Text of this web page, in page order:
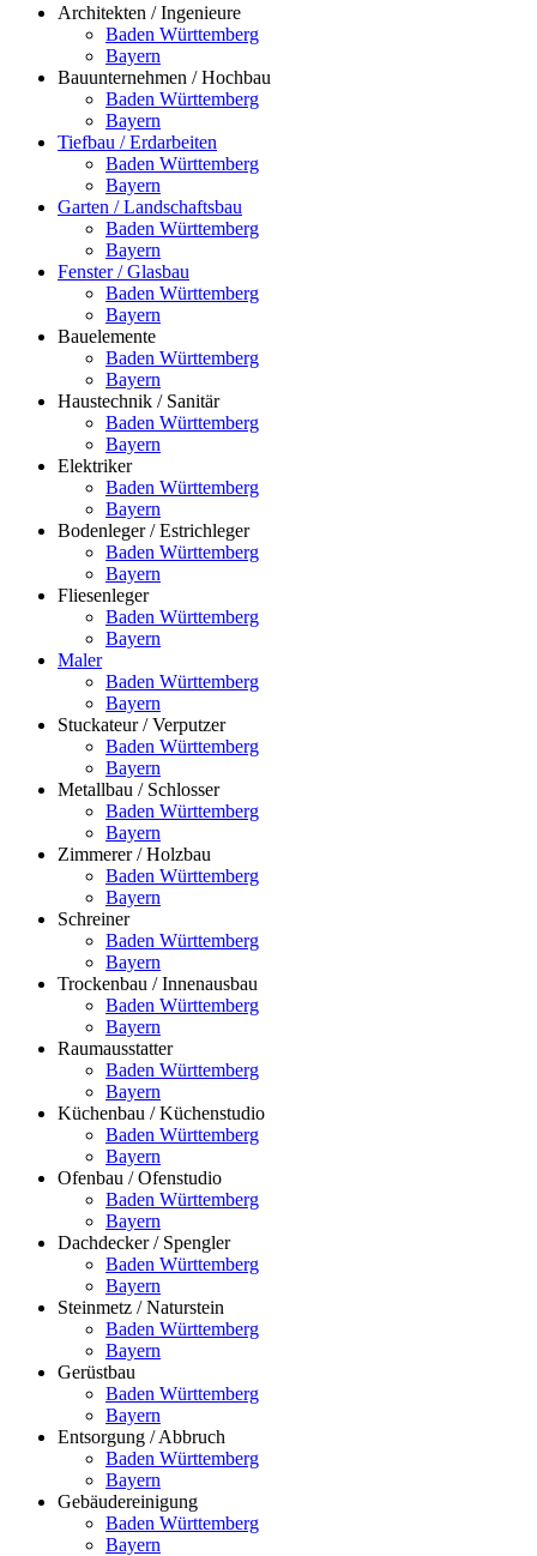
Architekten / Ingenieure
Baden Württemberg
Bayern
Bauunternehmen / Hochbau
Baden Württemberg
Bayern
Tiefbau / Erdarbeiten
Baden Württemberg
Bayern
Garten / Landschaftsbau
Baden Württemberg
Bayern
Fenster / Glasbau
Baden Württemberg
Bayern
Bauelemente
Baden Württemberg
Bayern
Haustechnik / Sanitär
Baden Württemberg
Bayern
Elektriker
Baden Württemberg
Bayern
Bodenleger / Estrichleger
Baden Württemberg
Bayern
Fliesenleger
Baden Württemberg
Bayern
Maler
Baden Württemberg
Bayern
Stuckateur / Verputzer
Baden Württemberg
Bayern
Metallbau / Schlosser
Baden Württemberg
Bayern
Zimmerer / Holzbau
Baden Württemberg
Bayern
Schreiner
Baden Württemberg
Bayern
Trockenbau / Innenausbau
Baden Württemberg
Bayern
Raumausstatter
Baden Württemberg
Bayern
Küchenbau / Küchenstudio
Baden Württemberg
Bayern
Ofenbau / Ofenstudio
Baden Württemberg
Bayern
Dachdecker / Spengler
Baden Württemberg
Bayern
Steinmetz / Naturstein
Baden Württemberg
Bayern
Gerüstbau
Baden Württemberg
Bayern
Entsorgung / Abbruch
Baden Württemberg
Bayern
Gebäudereinigung
Baden Württemberg
Bayern